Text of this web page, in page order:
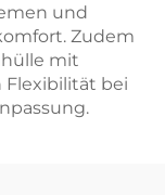
und
Zudem
mit
Flexibilität bei